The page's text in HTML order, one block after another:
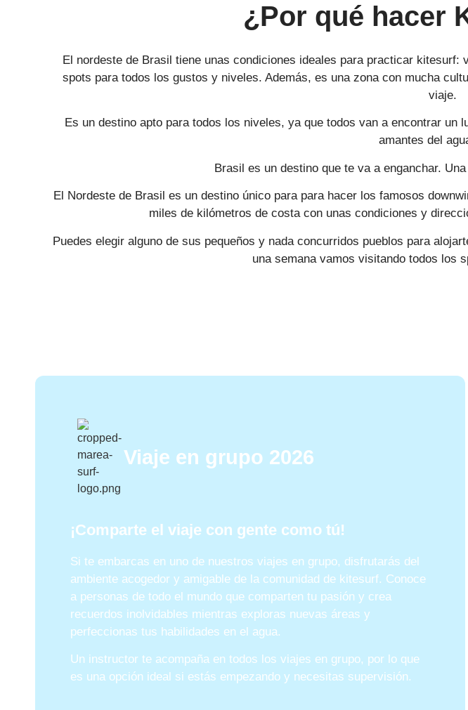
¿Por qué hacer
El nordeste de Brasil tiene unas condiciones ideales para practicar
spots para todos los gustos y niveles. Además, es una zona con mucha
viaje.
Es un destino apto para todos los niveles, ya que todos van a encontrar
amantes del
Brasil es un destino que te va a enganchar.
El Nordeste de Brasil es un destino único para para hacer los famosos
miles de kilómetros de costa con unas condiciones y
Puedes elegir alguno de sus pequeños y nada concurridos pueblos para
una semana vamos visitando todos los
Viaje en grupo 2026
¡Comparte el viaje con gente como tú!
Si te embarcas en uno de nuestros viajes en grupo, disfrutarás del
ambiente acogedor y amigable de la comunidad de kitesurf. Conoce
a personas de todo el mundo que comparten tu pasión y crea
recuerdos inolvidables mientras exploras nuevas áreas y
perfeccionas tus habilidades en el agua.
Un instructor te acompaña en todos los viajes en grupo, por lo que
es una opción ideal si estás empezando y necesitas supervisión.